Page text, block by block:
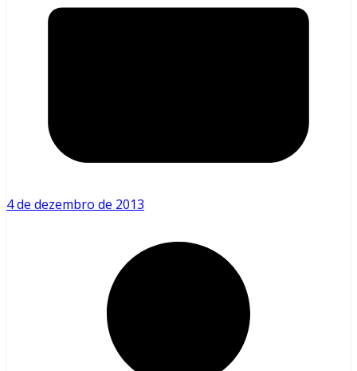
4 de dezembro de 2013